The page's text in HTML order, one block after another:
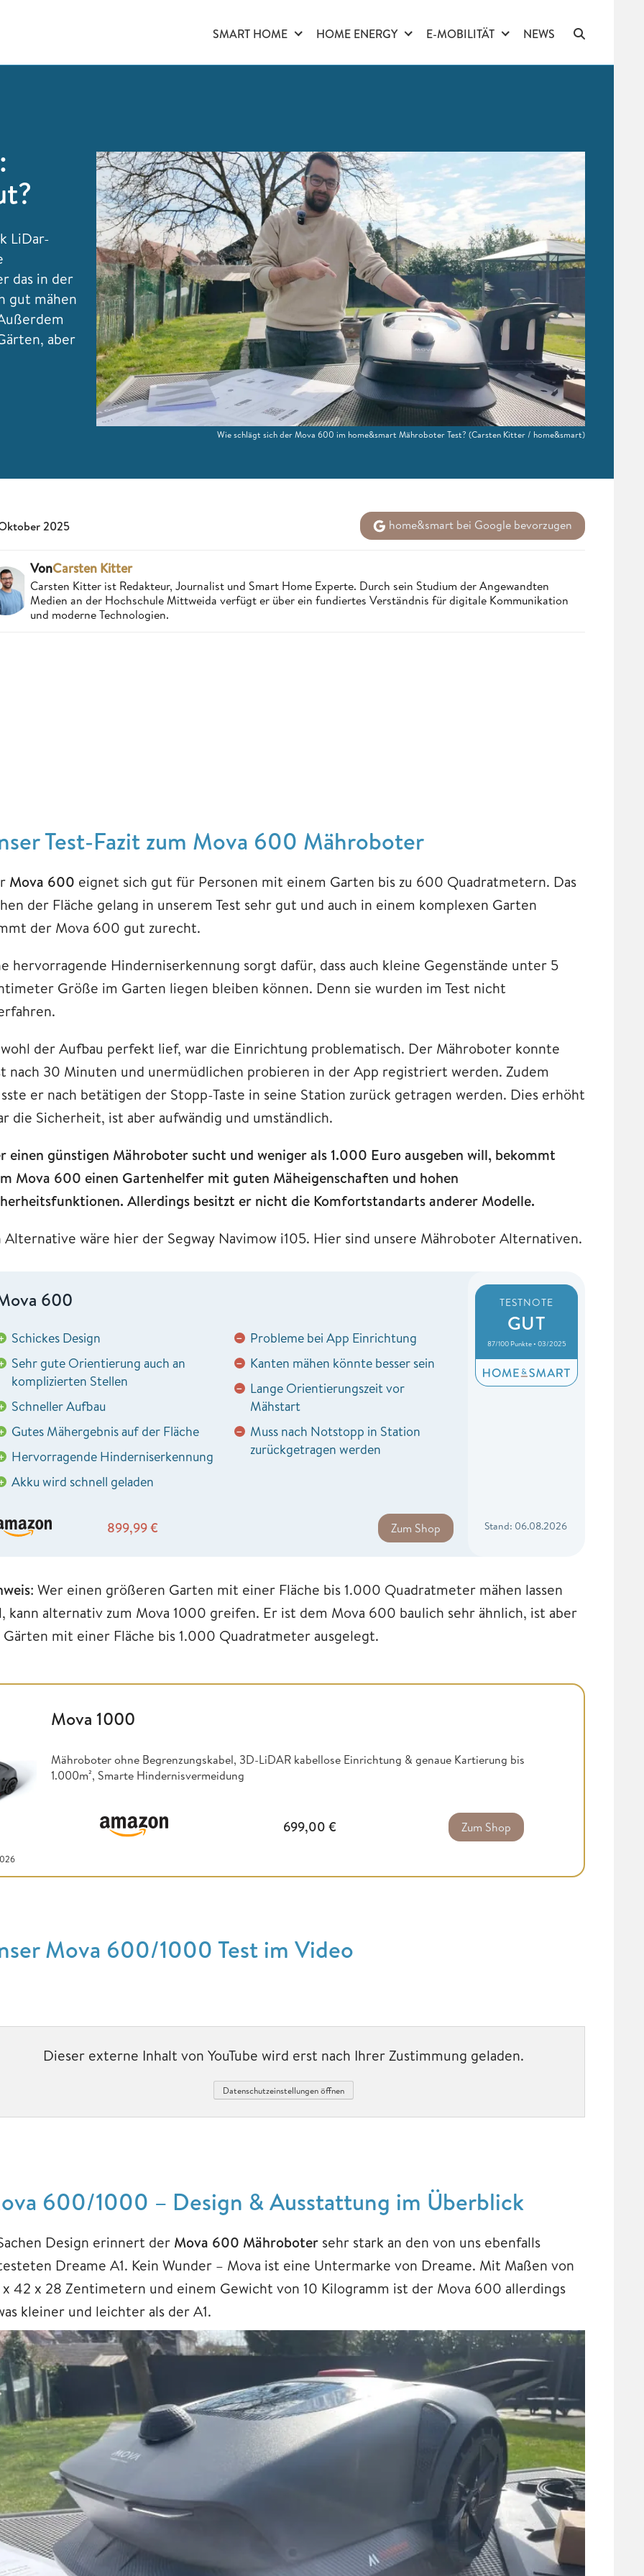
SMART HOME HOME ENERGY E-MOBILITÄT NEWS
LiDar-
das in der
gut mähen
aber
Wie schlägt sich der Mova 600 im home&smart Mähroboter Test? (Carsten Kitter / home&smart)
2025 home&smart bei Google bevorzugen
VonCarsten Kitter
Carsten Kitter ist Redakteur, Journalist und Smart Home Experte. Durch sein Studium der Angewandten
Medien an der Hochschule Mittweida verfügt er über ein fundiertes Verständnis für digitale Kommunikation
und moderne Technologien.
Test-Fazit zum Mova 600 Mähroboter
Mova 600 eignet sich gut für Personen mit einem Garten bis zu 600 Quadratmetern. Das
der Fläche gelang in unserem Test sehr gut und auch in einem komplexen Garten
der Mova 600 gut zurecht.
hervorragende Hinderniserkennung sorgt dafür, dass auch kleine Gegenstände unter 5
Größe im Garten liegen bleiben können. Denn sie wurden im Test nicht
der Aufbau perfekt lief, war die Einrichtung problematisch. Der Mähroboter konnte
nach 30 Minuten und unermüdlichen probieren in der App registriert werden. Zudem
er nach betätigen der Stopp-Taste in seine Station zurück getragen werden. Dies erhöht
die Sicherheit, ist aber aufwändig und umständlich.
einen günstigen Mähroboter sucht und weniger als 1.000 Euro ausgeben will, bekommt
Mova 600 einen Gartenhelfer mit guten Mäheigenschaften und hohen
Allerdings besitzt er nicht die Komfortstandarts anderer Modelle.
Alternative wäre hier der Segway Navimow i105. Hier sind unsere Mähroboter Alternativen.
600
Schickes Design
Sehr gute Orientierung auch an
komplizierten Stellen
Schneller Aufbau
Gutes Mähergebnis auf der Fläche
Hervorragende Hinderniserkennung
Akku wird schnell geladen
− Probleme bei App Einrichtung
− Kanten mähen könnte besser sein
− Lange Orientierungszeit vor
Mähstart
− Muss nach Notstopp in Station
zurückgetragen werden
899,99€ Zum Shop
TESTNOTE
GUT
87/100 Punkte • 03/2025
Stand: 06.08.2026
: Wer einen größeren Garten mit einer Fläche bis 1.000 Quadratmeter mähen lassen
kann alternativ zum Mova 1000 greifen. Er ist dem Mova 600 baulich sehr ähnlich, ist aber
mit einer Fläche bis 1.000 Quadratmeter ausgelegt.
Mova 1000
Mähroboter ohne Begrenzungskabel, 3D-LiDAR kabellose Einrichtung & genaue Kartierung bis
1.000m², Smarte Hindernisvermeidung
699,00€ Zum Shop
Mova 600/1000 Test im Video
Dieser externe Inhalt von YouTube wird erst nach Ihrer Zustimmung geladen.
Datenschutzeinstellungen öffnen
600/1000 – Design & Ausstattung im Überblick
Design erinnert der Mova 600 Mähroboter sehr stark an den von uns ebenfalls
Dreame A1. Kein Wunder – Mova ist eine Untermarke von Dreame. Mit Maßen von
42 x 28 Zentimetern und einem Gewicht von 10 Kilogramm ist der Mova 600 allerdings
kleiner und leichter als der A1.